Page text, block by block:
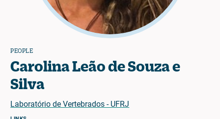
PEOPLE
Carolina Leão de Souza e
Silva
Laboratório de Vertebrados - UFRJ